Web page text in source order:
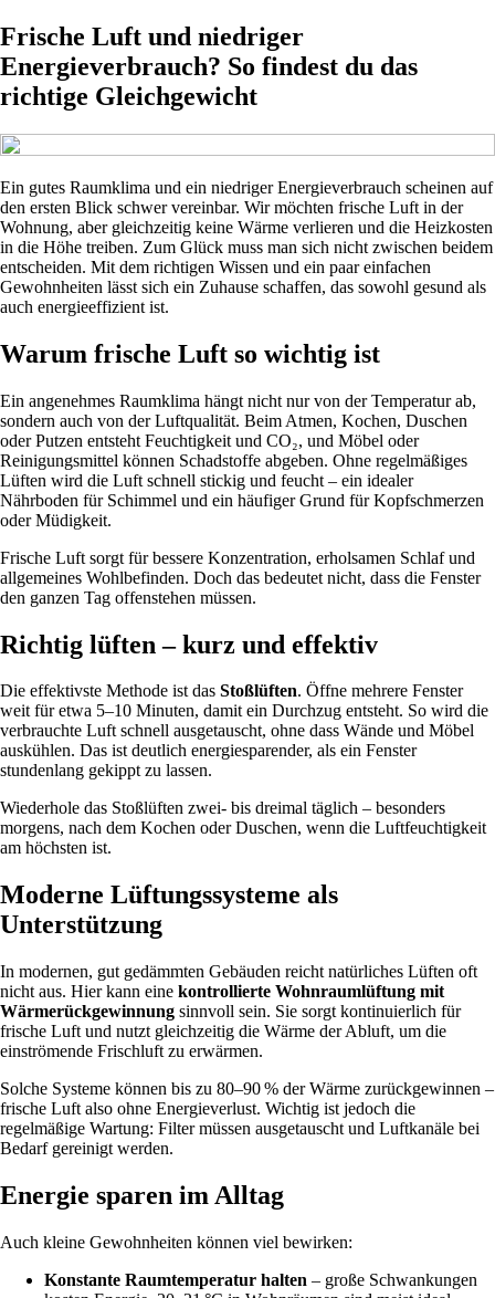
Frische Luft und niedriger
Energieverbrauch? So findest du das
richtige Gleichgewicht
Ein gutes Raumklima und ein niedriger Energieverbrauch scheinen auf
den ersten Blick schwer vereinbar. Wir möchten frische Luft in der
Wohnung, aber gleichzeitig keine Wärme verlieren und die Heizkosten
in die Höhe treiben. Zum Glück muss man sich nicht zwischen beidem
entscheiden. Mit dem richtigen Wissen und ein paar einfachen
Gewohnheiten lässt sich ein Zuhause schaffen, das sowohl gesund als
auch energieeffizient ist.
Warum frische Luft so wichtig ist
Ein angenehmes Raumklima hängt nicht nur von der Temperatur ab,
sondern auch von der Luftqualität. Beim Atmen, Kochen, Duschen
oder Putzen entsteht Feuchtigkeit und CO₂, und Möbel oder
Reinigungsmittel können Schadstoffe abgeben. Ohne regelmäßiges
Lüften wird die Luft schnell stickig und feucht – ein idealer
Nährboden für Schimmel und ein häufiger Grund für Kopfschmerzen
oder Müdigkeit.
Frische Luft sorgt für bessere Konzentration, erholsamen Schlaf und
allgemeines Wohlbefinden. Doch das bedeutet nicht, dass die Fenster
den ganzen Tag offenstehen müssen.
Richtig lüften – kurz und effektiv
Die effektivste Methode ist das Stoßlüften. Öffne mehrere Fenster
weit für etwa 5–10 Minuten, damit ein Durchzug entsteht. So wird die
verbrauchte Luft schnell ausgetauscht, ohne dass Wände und Möbel
auskühlen. Das ist deutlich energiesparender, als ein Fenster
stundenlang gekippt zu lassen.
Wiederhole das Stoßlüften zwei- bis dreimal täglich – besonders
morgens, nach dem Kochen oder Duschen, wenn die Luftfeuchtigkeit
am höchsten ist.
Moderne Lüftungssysteme als
Unterstützung
In modernen, gut gedämmten Gebäuden reicht natürliches Lüften oft
nicht aus. Hier kann eine kontrollierte Wohnraumlüftung mit
Wärmerückgewinnung sinnvoll sein. Sie sorgt kontinuierlich für
frische Luft und nutzt gleichzeitig die Wärme der Abluft, um die
einströmende Frischluft zu erwärmen.
Solche Systeme können bis zu 80–90 % der Wärme zurückgewinnen –
frische Luft also ohne Energieverlust. Wichtig ist jedoch die
regelmäßige Wartung: Filter müssen ausgetauscht und Luftkanäle bei
Bedarf gereinigt werden.
Energie sparen im Alltag
Auch kleine Gewohnheiten können viel bewirken:
Konstante Raumtemperatur halten – große Schwankungen